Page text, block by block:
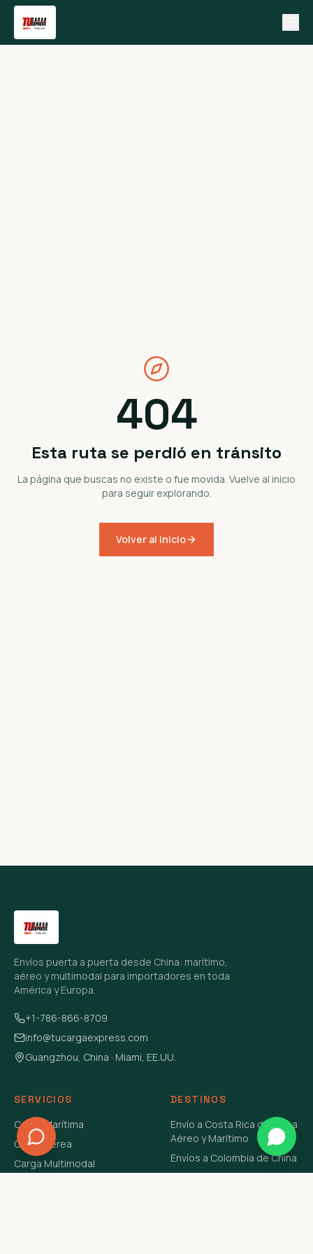
404
Esta ruta se perdió en tránsito
La página que buscas no existe o fue movida. Vuelve al inicio
para seguir explorando.
Volver al inicio
Envíos puerta a puerta desde China: marítimo,
aéreo y multimodal para importadores en toda
América y Europa.
+1-786-866-8709
info@tucargaexpress.com
Guangzhou, China · Miami, EE.UU.
SERVICIOS
Carga Marítima
Carga Aérea
Carga Multimodal
DESTINOS
Envío a Costa Rica de China
Aéreo y Marítimo
Envíos a Colombia de China